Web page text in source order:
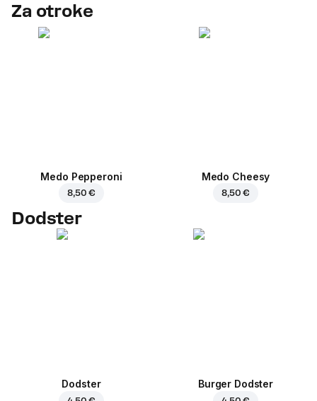
Za otroke
Medo Pepperoni
8,50 €
Medo Cheesy
8,50 €
Dodster
Dodster Burger Dodster